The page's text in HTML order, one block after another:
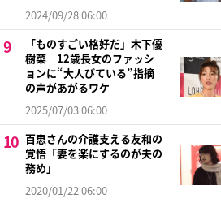
2024/09/28 06:00
「ものすごい格好だ」木下優
樹菜 12歳長女のファッシ
ョンに“大人びている”指摘
の声があがるワケ
2025/07/03 06:00
百恵さんの介護支える友和の
覚悟「妻を楽にするのが夫の
務め」
2020/01/22 06:00